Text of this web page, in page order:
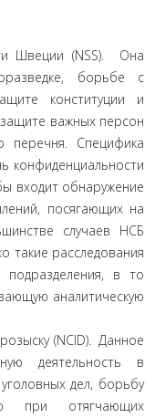
Швеции (NSS). Она
борьбе с
конституции и
важных персон
перечня. Специфика
конфиденциальности
входит обнаружение
посягающих на
случаев НСБ
такие расследования
подразделения, в то
аналитическую
(NCID). Данное
деятельность в
дел, борьбу
при отягчающих